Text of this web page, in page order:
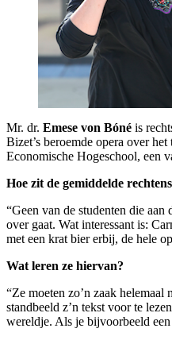
Mr. dr. Emese von Bóné is
Bizet’s beroemde opera over
Economische Hogeschool, een
Hoe zit de gemiddelde
“Geen van de studenten die
over gaat. Wat interessant is:
met een krat bier erbij, de hele
Wat leren ze hiervan?
“Ze moeten zo’n zaak
standbeeld z’n tekst voor te
wereldje. Als je bijvoorbeeld